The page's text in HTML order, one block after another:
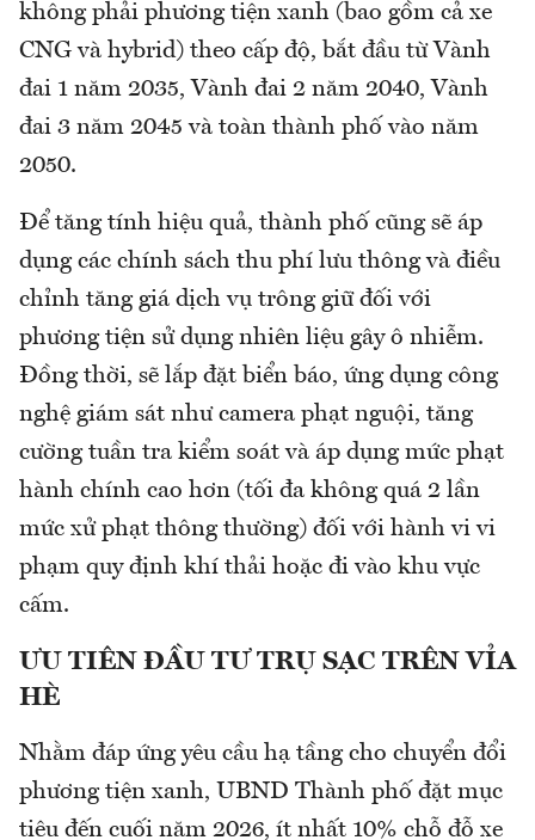
không phải phương tiện xanh (bao gồm cả xe
CNG và hybrid) theo cấp độ, bắt đầu từ Vành
đai 1 năm 2035, Vành đai 2 năm 2040, Vành
đai 3 năm 2045 và toàn thành phố vào năm
2050.
Để tăng tính hiệu quả, thành phố cũng sẽ áp
dụng các chính sách thu phí lưu thông và điều
chỉnh tăng giá dịch vụ trông giữ đối với
phương tiện sử dụng nhiên liệu gây ô nhiễm.
Đồng thời, sẽ lắp đặt biển báo, ứng dụng công
nghệ giám sát như camera phạt nguội, tăng
cường tuần tra kiểm soát và áp dụng mức phạt
hành chính cao hơn (tối đa không quá 2 lần
mức xử phạt thông thường) đối với hành vi vi
phạm quy định khí thải hoặc đi vào khu vực
cấm.
ƯU TIÊN ĐẦU TƯ TRỤ SẠC TRÊN VỈA
HÈ
Nhằm đáp ứng yêu cầu hạ tầng cho chuyển đổi
phương tiện xanh, UBND Thành phố đặt mục
tiêu đến cuối năm 2026, ít nhất 10% chỗ đỗ xe